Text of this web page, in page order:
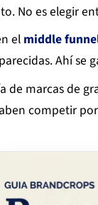
No es elegir
el middle
Ahí se
de marcas de
competir